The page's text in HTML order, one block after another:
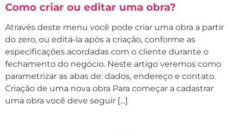
Como criar ou editar uma obra?
Através deste menu você pode criar uma obra a partir
do zero, ou editá-la após a criação, conforme as
especificações acordadas com o cliente durante o
fechamento do negócio. Neste artigo veremos como
parametrizar as abas de: dados, endereço e contato.
Criação de uma nova obra Para começar a cadastrar
uma obra você deve seguir […]